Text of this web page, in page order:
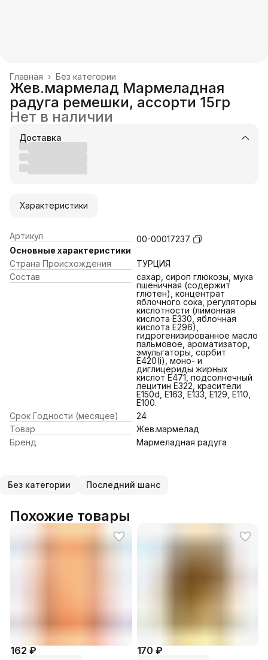
Без категории
Главная ›
Жев.мармелад Мармеладная
радуга ремешки, ассорти 15гр
Нет в наличии
Доставка
Характеристики
Артикул
00-00017237
Основные характеристики
Страна Происхождения
ТУРЦИЯ
Состав
сахар, сироп глюкозы, мука
пшеничная (содержит
глютен), концентрат
яблочного сока, регуляторы
кислотности (лимонная
кислота Е330, яблочная
кислота Е296),
гидрогенизированное масло
пальмовое, ароматизатор,
эмульгаторы, сорбит
Е420(i), моно- и
диглицериды жирных
кислот Е471, подсолнечный
лецитин Е322, красители
Е150d, Е163, Е133, Е129, Е110,
Е100.
Срок Годности (месяцев)
24
Товар
Жев.мармелад
Бренд
Мармеладная радуга
Без категории Последний шанс
Похожие товары
162 ₽ 170 ₽